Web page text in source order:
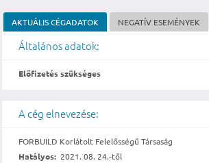
AKTUÁLIS CÉGADATOK NEGATÍV ESEMÉNYEK
Általános adatok:
Előfizetés szükséges
A cég elnevezése:
FORBUILD Korlátolt Felelősségű Társaság
Hatályos: 2021. 08. 24.-től